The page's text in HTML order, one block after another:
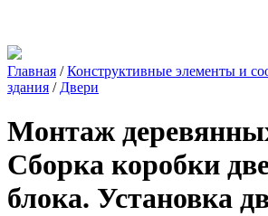
Главная /Конструктивные элементы и
здания / Двери
Монтаж
Сборка коробки
блока. Установка